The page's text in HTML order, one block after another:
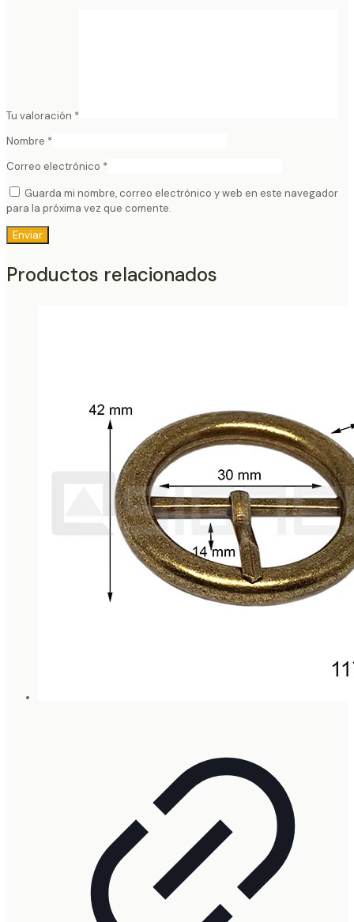
Tu valoración *
Nombre *
Correo electrónico *
Guarda mi nombre, correo electrónico y web en este navegador
para la próxima vez que comente.
Productos relacionados